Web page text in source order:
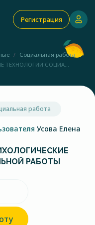
Регистрация
Социальная работа
ТЕХНОЛОГИИ СОЦИА...
работа
Усова Елена
РАБОТЫ